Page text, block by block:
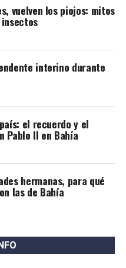
vuelven los piojos: mitos
interino durante
el recuerdo y el
Pablo II en Bahía
hermanas, para qué
las de Bahía